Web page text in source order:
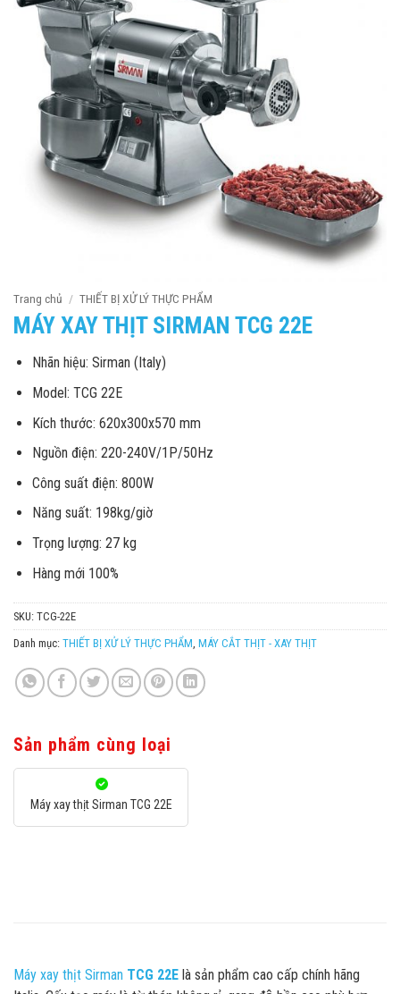
Trang chủ / THIẾT BỊ XỬ LÝ THỰC PHẨM
MÁY XAY THỊT SIRMAN TCG 22E
Nhãn hiệu: Sirman (Italy)
Model: TCG 22E
Kích thước: 620x300x570 mm
Nguồn điện: 220-240V/1P/50Hz
Công suất điện: 800W
Năng suất: 198kg/giờ
Trọng lượng: 27 kg
Hàng mới 100%
SKU: TCG-22E
Danh mục: THIẾT BỊ XỬ LÝ THỰC PHẨM, MÁY CẮT THỊT - XAY THỊT
Sản phẩm cùng loại
Máy xay thịt Sirman TCG 22E
Máy xay thịt Sirman TCG 22E là sản phẩm cao cấp chính hãng